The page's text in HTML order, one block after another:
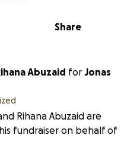
Share
Abuzaid for Jonas
Rihana Abuzaid are
fundraiser on behalf of